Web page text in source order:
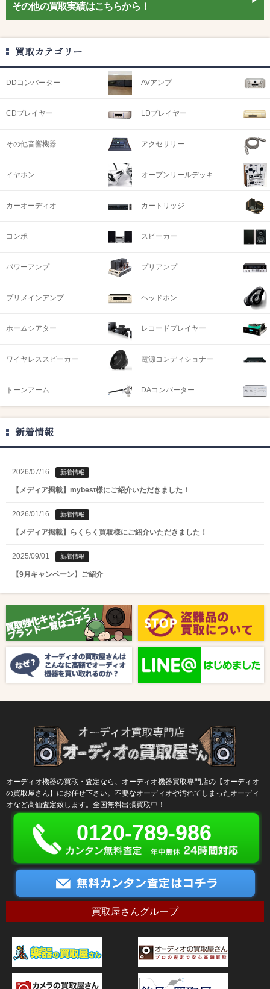
その他の買取実績はこちらから！
買取カテゴリー
DDコンバーター AVアンプ
CDプレイヤー LDプレイヤー
その他音響機器 アクセサリー
イヤホン オープンリールデッキ
カーオーディオ カートリッジ
コンポ スピーカー
パワーアンプ プリアンプ
プリメインアンプ ヘッドホン
ホームシアター レコードプレイヤー
ワイヤレススピーカー 電源コンディショナー
トーンアーム DAコンバーター
新着情報
2026/07/16 新着情報
【メディア掲載】mybest様にご紹介いただきました！
2026/01/16 新着情報
【メディア掲載】らくらく買取様にご紹介いただきました！
2025/09/01 新着情報
【9月キャンペーン】ご紹介
【8月キャンペーン】ご紹介
2024/10/04 新着情報
【ラジオ番組放送のお知らせ】
オーディオ機器の買取・査定なら、オーディオ機器買取専門店の【オーディオ
の買取屋さん】にお任せ下さい。不要なオーディオや汚れてしまったオーディ
オなど高価査定致します。全国無料出張買取中！
0120-789-986
買取屋さんグループ